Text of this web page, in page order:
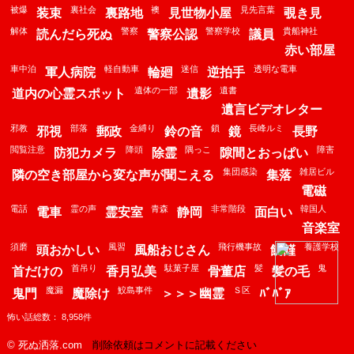
被爆 装束 裏社会 裏路地 襖 見世物小屋 見先言葉 覗き見
解体 読んだら死ぬ 警察 警察公認 警察学校 議員 貴船神社
赤い部屋
車中泊 軍人病院 軽自動車 輪廻 迷信 逆拍手 透明な電車
道内の心霊スポット 遺体の一部 遺影 遺書
遺言ビデオレター
邪教 邪視 部落 郵政 金縛り 鈴の音 鎖 鏡 長峰ルミ 長野
閲覧注意 防犯カメラ 降頭 除霊 隅っこ 隙間とおっぱい 障害
隣の空き部屋から変な声が聞こえる 集団感染 集落 雑居ビル
電磁
電話 電車 霊の声 霊安室 青森 静岡 非常階段 面白い 韓国人
音楽室
須磨 頭おかしい 風習 風船おじさん 飛行機事故 飢饉 養護学校
首だけの 首吊り 香月弘美 駄菓子屋 骨董店 髪 髪の毛 鬼
鬼門 魔漏 魔除け 鮫島事件 ＞＞＞幽霊 Ｓ区 ﾊﾞﾊﾞｱ
怖い話総数： 8,958件
© 死ぬ洒落.com 削除依頼はコメントに記載ください